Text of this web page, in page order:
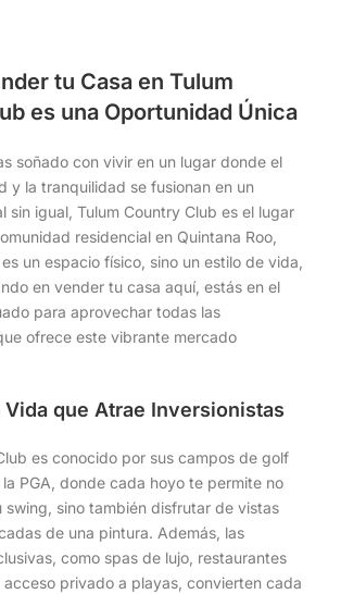
tu Casa en Tulum
es una Oportunidad Única
soñado con vivir en un lugar donde el
y la tranquilidad se fusionan en un
sin igual, Tulum Country Club es el lugar
residencial en Quintana Roo,
un espacio físico, sino un estilo de vida,
en vender tu casa aquí, estás en el
para aprovechar todas las
ofrece este vibrante mercado
Vida que Atrae Inversionistas
es conocido por sus campos de golf
PGA, donde cada hoyo te permite no
swing, sino también disfrutar de vistas
de una pintura. Además, las
como spas de lujo, restaurantes
privado a playas, convierten cada